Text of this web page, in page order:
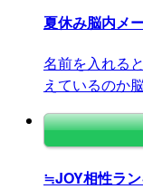
夏休み脳内メ
名前を入れる
えているのか
≒JOY相性ラ